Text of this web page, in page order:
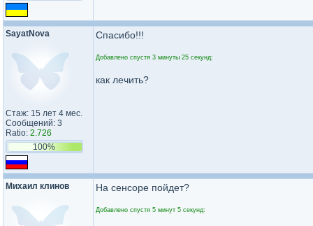
SayatNova
Стаж: 15 лет 4 мес.
Сообщений: 3
Ratio: 2.726
100%
Спасибо!!!
Добавлено спустя 3 минуты 25 секунд:
как лечить?
Михаил клинов На сенсоре пойдет?
Добавлено спустя 5 минут 5 секунд: